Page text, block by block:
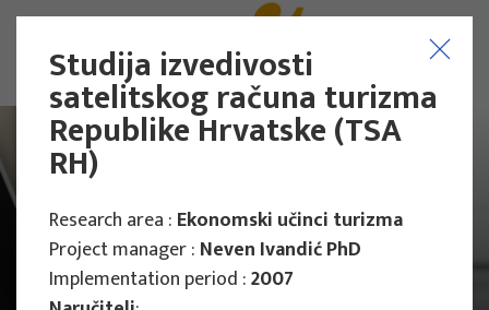
Studija izvedivosti
satelitskog računa turizma
Republike Hrvatske (TSA
RH)
Research area : Ekonomski učinci turizma
Project manager : Neven Ivandić PhD
Implementation period :2007